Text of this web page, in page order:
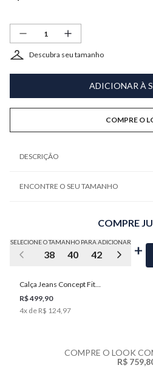
Descubra seu tamanho
ADICIONAR À
COMPRE O
DESCRIÇÃO
ENCONTRE O SEU TAMANHO
COMPRE
SELECIONE O TAMANHO PARA ADICIONAR
38 40 42 44 46
Calça Jeans Concept Fit
Masculina Individual
R$ 499,90
4x de R$ 124,97
COMPRE O LOOK
R$